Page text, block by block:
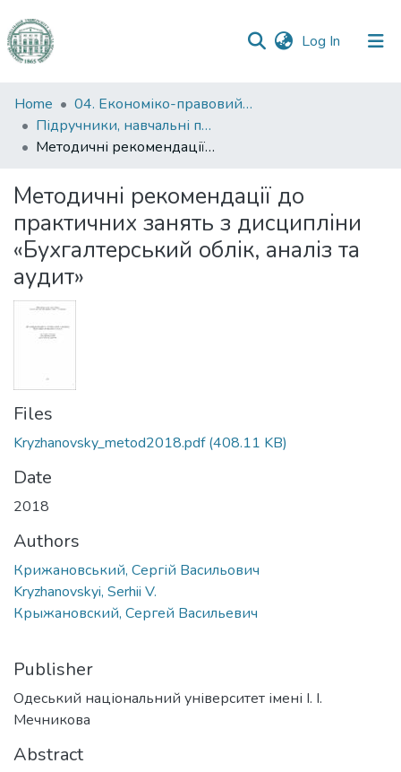
Log In (current)
Communities
&
Collections
Statistics
Home
04. Економіко-правовий факультет
Підручники, навчальні посібники та інші науково- та навчально-методичні праці ЕПФ
Методичні рекомендації до практичних занять з дисципліни «Бухгалтерський облік, аналіз та аудит»
Методичні рекомендації до
практичних занять з дисципліни
«Бухгалтерський облік, аналіз та
аудит»
Files
Kryzhanovsky_metod2018.pdf(408.11 KB)
Date
2018
Authors
Крижановський, Сергій Васильович
Kryzhanovskyi, Serhii V.
Крыжановский, Сергей Васильевич
Publisher
Одеський національний університет імені І. І.
Мечникова
Abstract